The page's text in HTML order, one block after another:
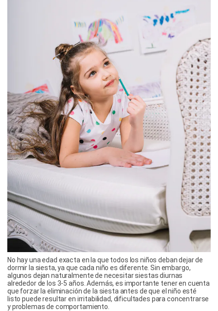
No hay una edad exacta en la que todos los niños deban dejar de
dormir la siesta, ya que cada niño es diferente. Sin embargo,
algunos dejan naturalmente de necesitar siestas diurnas
alrededor de los 3-5 años. Además, es importante tener en cuenta
que forzar la eliminación de la siesta antes de que el niño esté
listo puede resultar en irritabilidad, dificultades para concentrarse
y problemas de comportamiento.